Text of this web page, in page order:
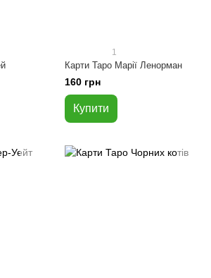
1
Карти Таро Марії Ленорман
160 грн
Купити